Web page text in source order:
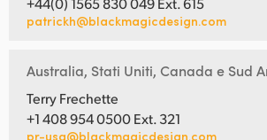
patrickh@blackmagicdesign.com
Australia, Stati Uniti, Canada e Sud
Terry Frechette
+1 408 954 0500 Ext. 321
pr-usa@blackmagicdesign.com